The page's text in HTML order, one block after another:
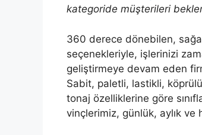
kategoride müşterileri
360 derece dönebilen,
seçenekleriyle, işlerinizi
geliştirmeye devam eden
Sabit, paletli, lastikli,
tonaj özelliklerine göre
vinçlerimiz, günlük, aylık ve